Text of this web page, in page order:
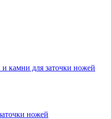
камни для заточки ножей
ножей